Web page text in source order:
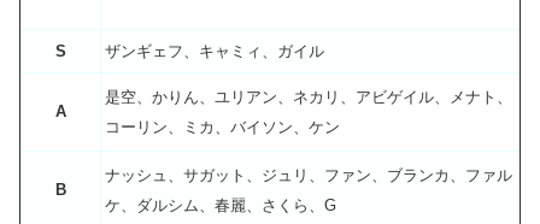
S ザンギェフ、キャミィ、ガイル
A
是空、かりん、ユリアン、ネカリ、アビゲイル、メナト、
コーリン、ミカ、バイソン、ケン
B
ナッシュ、サガット、ジュリ、ファン、ブランカ、ファル
ケ、ダルシム、春麗、さくら、G